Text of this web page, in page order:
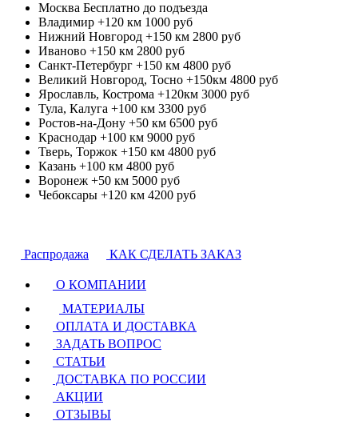
Москва Бесплатно до подъезда
Владимир +120 км 1000 руб
Нижний Новгород +150 км 2800 руб
Иваново +150 км 2800 руб
Санкт-Петербург +150 км 4800 руб
Великий Новгород, Тосно +150км 4800 руб
Ярославль, Кострома +120км 3000 руб
Тула, Калуга +100 км 3300 руб
Ростов-на-Дону +50 км 6500 руб
Краснодар +100 км 9000 руб
Тверь, Торжок +150 км 4800 руб
Казань +100 км 4800 руб
Воронеж +50 км 5000 руб
Чебоксары +120 км 4200 руб
Распродажа КАК СДЕЛАТЬ ЗАКАЗ
О КОМПАНИИ
МАТЕРИАЛЫ
ОПЛАТА И ДОСТАВКА
ЗАДАТЬ ВОПРОС
СТАТЬИ
ДОСТАВКА ПО РОССИИ
АКЦИИ
ОТЗЫВЫ